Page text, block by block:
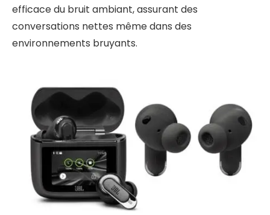
efficace du bruit ambiant, assurant des
conversations nettes même dans des
environnements bruyants.